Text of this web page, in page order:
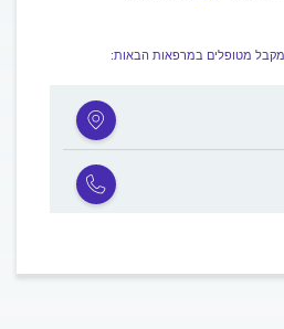
מקבל מטופלים במרפאות הבאות: